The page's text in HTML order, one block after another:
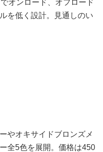
オンロード、オフロード
を低く設計。見通しのい
やオキサイドブロンズメ
全5色を展開。価格は450